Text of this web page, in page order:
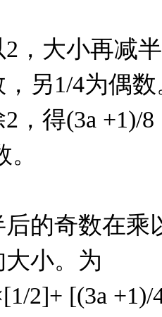
，大小再减
另1/4为偶数
，得(3a +1)/
的奇数在乘
小。为
2]+ [(3a